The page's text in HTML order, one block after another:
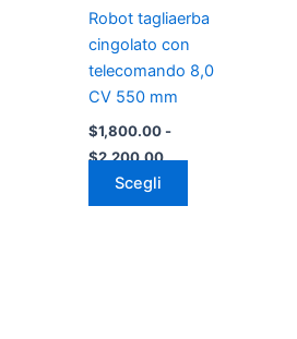
Robot tagliaerba
cingolato con
telecomando 8,0
CV 550 mm
$1,800.00 -
$2,200.00
Scegli
scelte
nella
pagina